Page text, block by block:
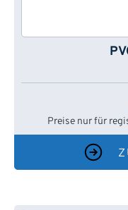
Preise nur für